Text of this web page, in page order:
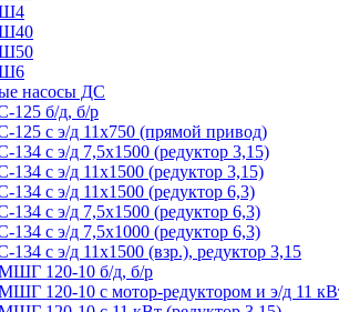
насосы ДС
125 б/д, б/р
125 с э/д 11х750 (прямой привод)
134 с э/д 7,5х1500 (редуктор 3,15)
134 с э/д 11х1500 (редуктор 3,15)
134 с э/д 11х1500 (редуктор 6,3)
134 с э/д 7,5х1500 (редуктор 6,3)
134 с э/д 7,5х1000 (редуктор 6,3)
134 с э/д 11х1500 (взр.), редуктор 3,15
120-10 б/д, б/р
120-10 с мотор-редуктором и э/д 11